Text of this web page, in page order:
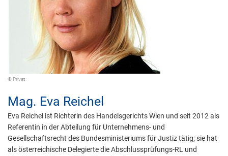
© Privat
Mag. Eva Reichel
Eva Reichel ist Richterin des Handelsgerichts Wien und seit 2012 als
Referentin in der Abteilung für Unternehmens- und
Gesellschaftsrecht des Bundesministeriums für Justiz tätig; sie hat
als österreichische Delegierte die Abschlussprüfungs-RL und